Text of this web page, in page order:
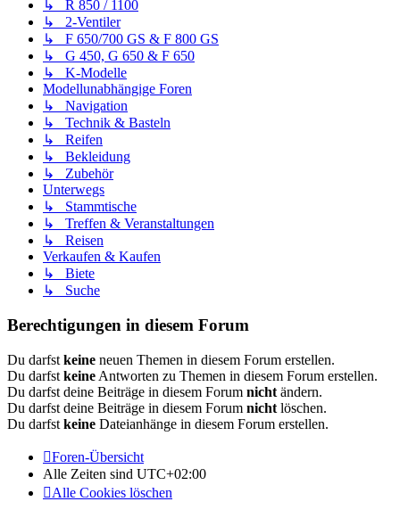
↳ R 850 / 1100
↳ 2-Ventiler
↳ F 650/700 GS & F 800 GS
↳ G 450, G 650 & F 650
↳ K-Modelle
Modellunabhängige Foren
↳ Navigation
↳ Technik & Basteln
↳ Reifen
↳ Bekleidung
↳ Zubehör
Unterwegs
↳ Stammtische
↳ Treffen & Veranstaltungen
↳ Reisen
Verkaufen & Kaufen
↳ Biete
↳ Suche
Berechtigungen in diesem Forum
Du darfst keine neuen Themen in diesem Forum erstellen.
Du darfst keine Antworten zu Themen in diesem Forum erstellen.
Du darfst deine Beiträge in diesem Forum nicht ändern.
Du darfst deine Beiträge in diesem Forum nicht löschen.
Du darfst keine Dateianhänge in diesem Forum erstellen.
Foren-Übersicht
Alle Zeiten sind UTC+02:00
Alle Cookies löschen